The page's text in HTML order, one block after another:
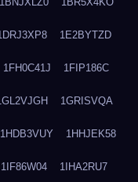
1E2BYTZD
1FH0C41J 1FIP186C
1GRISVQA
1HDB3VUY 1HHJEK58
1IF86W04 1IHA2RU7